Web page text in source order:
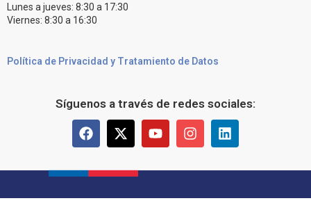
Lunes a jueves: 8:30 a 17:30
Viernes: 8:30 a 16:30
Política de Privacidad y Tratamiento de Datos
Síguenos a través de redes sociales: